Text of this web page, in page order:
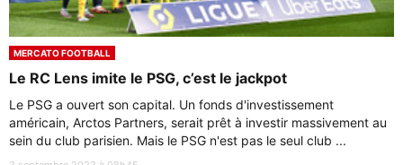
MERCATO FOOTBALL
Le RC Lens imite le PSG, c’est le jackpot
Le PSG a ouvert son capital. Un fonds d'investissement
américain, Arctos Partners, serait prêt à investir massivement au
sein du club parisien. Mais le PSG n'est pas le seul club ...